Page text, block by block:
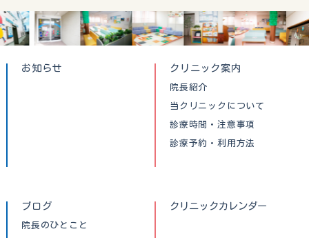
お知らせ クリニック案内
院長紹介
当クリニックについて
診療時間・注意事項
診療予約・利用方法
ブログ
院長のひとこと
クリニックカレンダー